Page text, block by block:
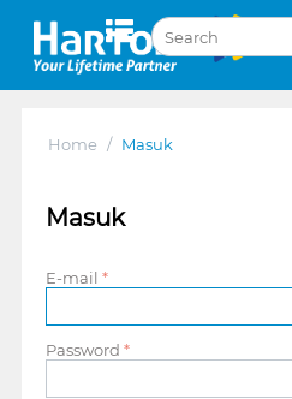
Home / Masuk
Masuk
E-mail
Password